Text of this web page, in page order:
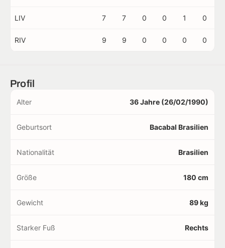
LIV 7 7 0 0 1 0
RIV 9 9 0 0 0 0
Profil
Alter 36 Jahre (26/02/1990)
Geburtsort Bacabal Brasilien
Nationalität Brasilien
Größe 180 cm
Gewicht 89 kg
Starker Fuß Rechts